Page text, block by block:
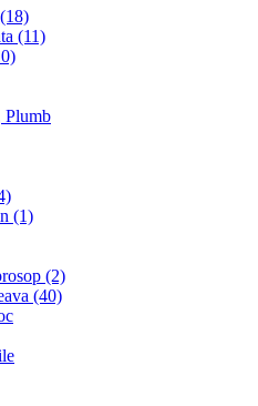
(11)
Plumb
(1)
(2)
(40)